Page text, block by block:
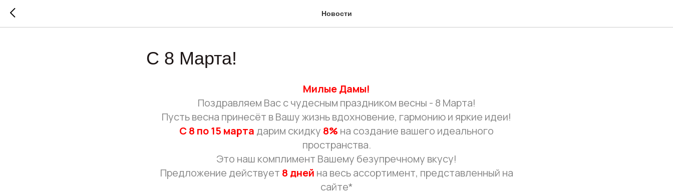
Новости
С 8 Марта!
Милые Дамы!
Поздравляем Вас с чудесным праздником весны - 8 Марта!
Пусть весна принесёт в Вашу жизнь вдохновение, гармонию и яркие идеи!
С 8 по 15 марта дарим скидку 8% на создание вашего идеального
пространства.
Это наш комплимент Вашему безупречному вкусу!
Предложение действует 8 дней на весь ассортимент, представленный на
сайте*